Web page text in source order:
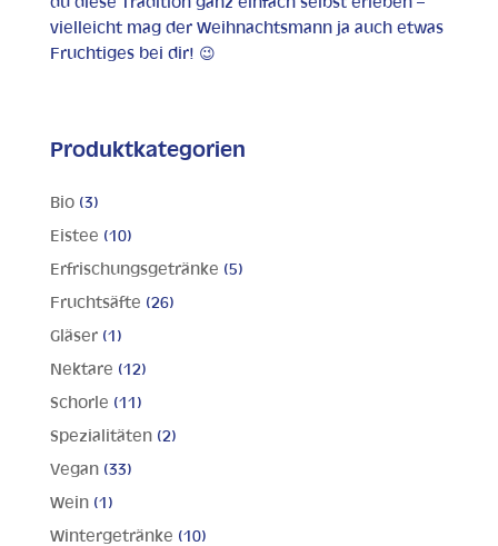
du diese Tradition ganz einfach selbst erleben –
vielleicht mag der Weihnachtsmann ja auch etwas
Fruchtiges bei dir! 😉
Produktkategorien
Bio (3)
Eistee (10)
Erfrischungsgetränke (5)
Fruchtsäfte (26)
Gläser (1)
Nektare (12)
Schorle (11)
Spezialitäten (2)
Vegan (33)
Wein (1)
Wintergetränke (10)